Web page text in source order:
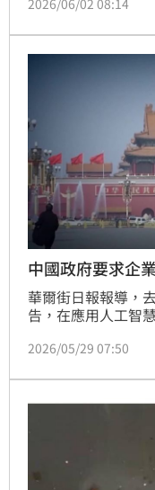
行時間長達58分鐘
者唐家興)
中國政府要求企
華爾街日報報導，
告，在應用人工智
映當局在推動AI發
2026/05/29 07:50